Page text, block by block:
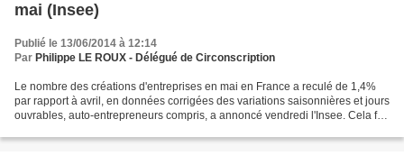
mai (Insee)
Publié le 13/06/2014 à 12:14
Par Philippe LE ROUX - Délégué de Circonscription
Le nombre des créations d'entreprises en mai en France a reculé de 1,4%
par rapport à avril, en données corrigées des variations saisonnières et jours
ouvrables, auto-entrepreneurs compris, a annoncé vendredi l'Insee. Cela fait